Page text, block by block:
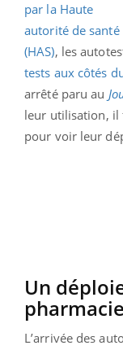
par la Haute
autorité de santé
(HAS), les
tests aux côtés
arrêté paru au
leur utilisation, il
pour voir leur
Un
L’arrivée des